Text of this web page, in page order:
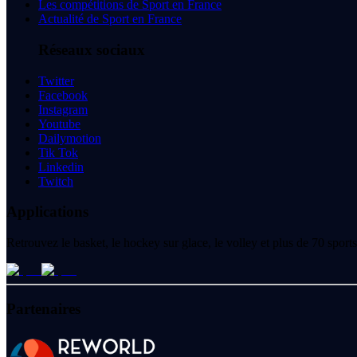
Les compétitions de Sport en France
Actualité de Sport en France
Réseaux sociaux
Twitter
Facebook
Instagram
Youtube
Dailymotion
Tik Tok
Linkedin
Twitch
Applications
Retrouvez le basket, le hockey sur glace, le volley et plus de 70
Partenaires